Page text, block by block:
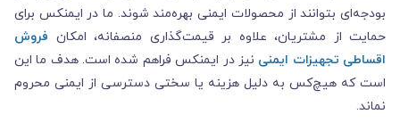
بودجه‌ای بتوانند از محصولات ایمنی بهره‌مند شوند. ما در ایمنکس برای
حمایت از مشتریان، علاوه بر قیمت‌گذاری منصفانه، امکان فروش
اقساطی تجهیزات ایمنی نیز در ایمنکس فراهم شده است. هدف ما این
است که هیچ‌کس به دلیل هزینه یا سختی دسترسی از ایمنی محروم
نماند.